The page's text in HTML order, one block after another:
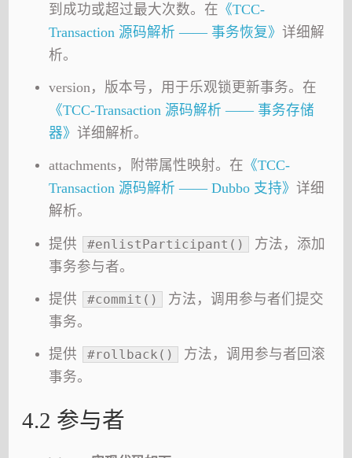
到成功或超过最大次数。在 《TCC-
Transaction 源码解析 —— 事务恢复》 详细解
析。
version，版本号，用于乐观锁更新事务。在
《TCC-Transaction 源码解析 —— 事务存储
器》 详细解析。
attachments，附带属性映射。在 《TCC-
Transaction 源码解析 —— Dubbo 支持》 详细
解析。
提供 #enlistParticipant()
方法，添加
事务参与者。
提供 #commit()
方法，调用参与者们提交
事务。
提供 #rollback()
方法，调用参与者回滚
事务。
4.2 参与者